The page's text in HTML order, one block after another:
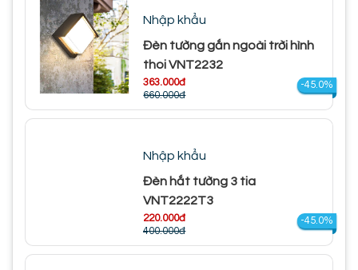
Nhập khẩu
Đèn tường gắn ngoài trời hình
thoi VNT2232
363.000đ
660.000đ
-45.0%
Nhập khẩu
Đèn hắt tường 3 tia
VNT2222T3
220.000đ
400.000đ
-45.0%